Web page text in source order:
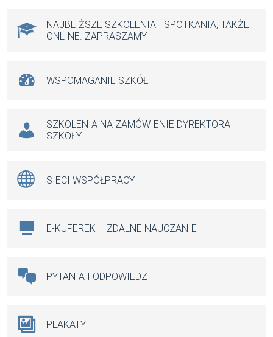
k
p
NAJBLIŻSZE SZKOLENIA I SPOTKANIA, TAKŻE
ONLINE. ZAPRASZAMY
WSPOMAGANIE SZKÓŁ
SZKOLENIA NA ZAMÓWIENIE DYREKTORA
SZKOŁY
SIECI WSPÓŁPRACY
E-KUFEREK – ZDALNE NAUCZANIE
PYTANIA I ODPOWIEDZI
PLAKATY